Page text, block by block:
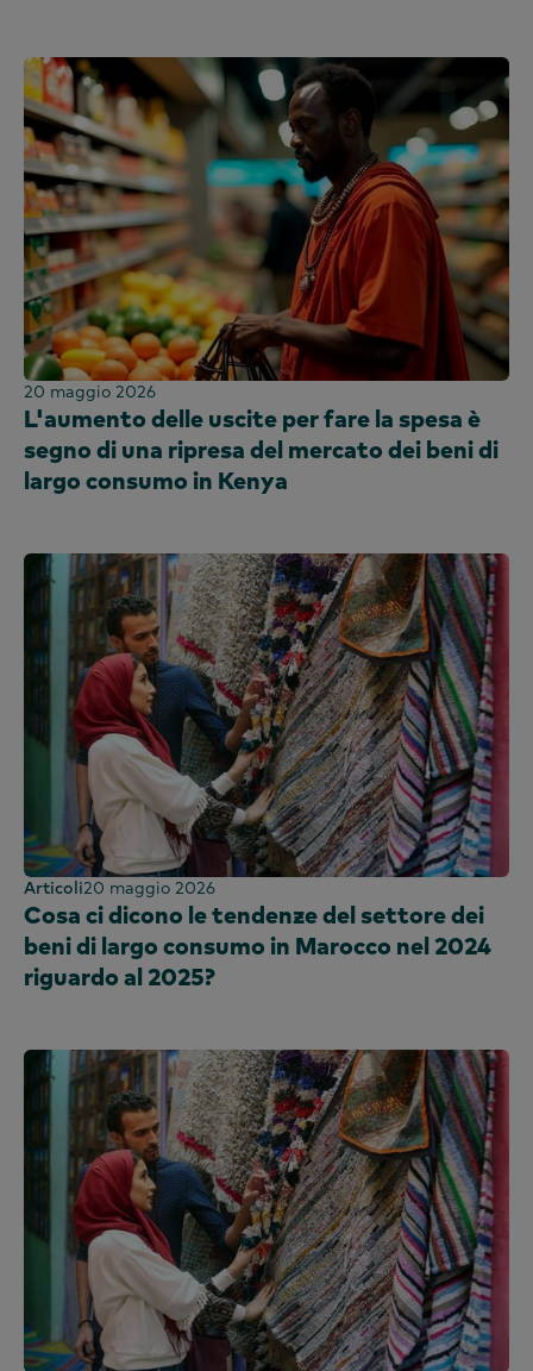
20 maggio 2026
L'aumento delle uscite per fare la spesa è
segno di una ripresa del mercato dei beni di
largo consumo in Kenya
Articoli20 maggio 2026
Cosa ci dicono le tendenze del settore dei
beni di largo consumo in Marocco nel 2024
riguardo al 2025?